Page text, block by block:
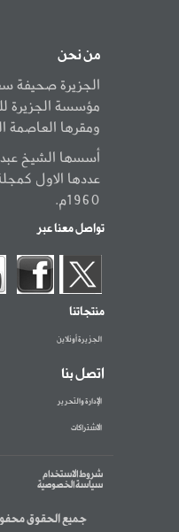
من نحن
الجزيرة صحيفة
مؤسسة الجزيرة
ومقرها العاصمة
أسسها الشيخ
عددها الاول
1960م.
تواصل معنا عبر
منتجاتنا
الجزيرة أونلاين
اتصل بنا
الإدارة والتحرير
الاشتراكات
شروط الاستخدام
سياسة الخصوصية
جميع الحقوق محفوظة 2014 ©